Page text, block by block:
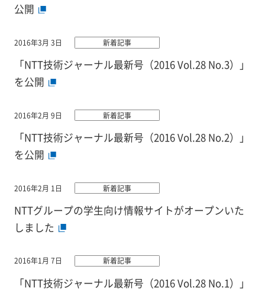
公開
2016年3月 3日 新着記事
「NTT技術ジャーナル最新号（2016 Vol.28 No.3）」
を公開
2016年2月 9日 新着記事
「NTT技術ジャーナル最新号（2016 Vol.28 No.2）」
を公開
2016年2月 1日 新着記事
NTTグループの学生向け情報サイトがオープンいた
しました
2016年1月 7日 新着記事
「NTT技術ジャーナル最新号（2016 Vol.28 No.1）」